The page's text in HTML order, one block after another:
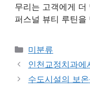
무리는 고객에게 더
퍼스널 뷰티 루틴
Categories
미분류
인천교정치과에
수도시설의 보